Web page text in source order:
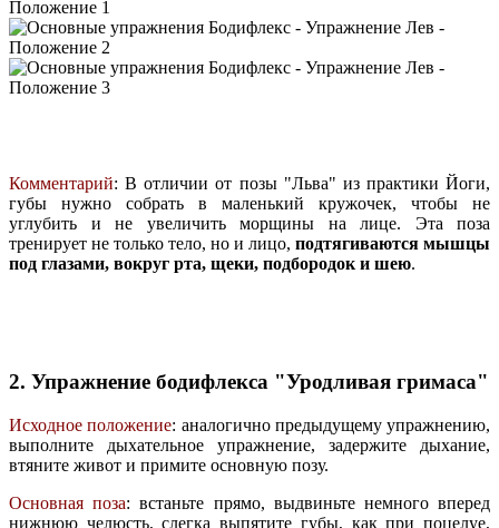
Комментарий: В отличии от позы "Льва" из практики Йоги,
губы нужно собрать в маленький кружочек, чтобы не
углубить и не увеличить морщины на лице. Эта поза
тренирует не только тело, но и лицо, подтягиваются мышцы
под глазами, вокруг рта, щеки, подбородок и шею.
2. Упражнение бодифлекса "Уродливая гримаса"
Исходное положение: аналогично предыдущему упражнению,
выполните дыхательное упражнение, задержите дыхание,
втяните живот и примите основную позу.
Основная поза: встаньте прямо, выдвиньте немного вперед
нижнюю челюсть, слегка выпятите губы, как при поцелуе,